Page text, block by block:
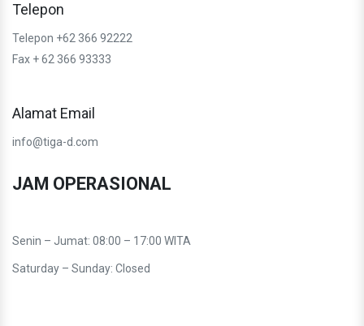
Telepon
Telepon +62 366 92222
Fax + 62 366 93333
Alamat Email
info@tiga-d.com
JAM OPERASIONAL
Senin – Jumat: 08:00 – 17:00 WITA
Saturday – Sunday: Closed